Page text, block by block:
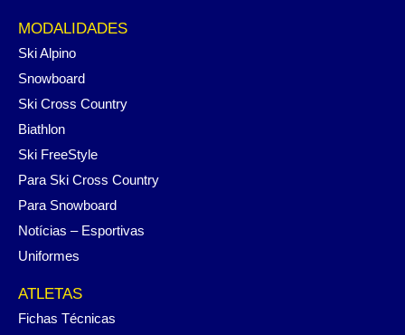
MODALIDADES
Ski Alpino
Snowboard
Ski Cross Country
Biathlon
Ski FreeStyle
Para Ski Cross Country
Para Snowboard
Notícias – Esportivas
Uniformes
ATLETAS
Fichas Técnicas